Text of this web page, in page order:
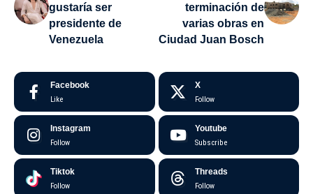
gustaría ser
presidente de
Venezuela
terminación de
varias obras en
Ciudad Juan Bosch
Facebook
Like
X
Follow
Instagram
Follow
Youtube
Subscribe
Tiktok
Follow
Threads
Follow